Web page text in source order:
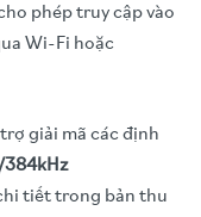
phép truy cập vào
Wi-Fi hoặc
giải mã các định
tiết trong bản thu